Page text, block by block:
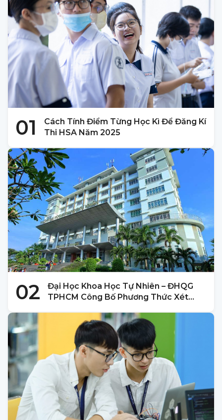
01
Cách Tính Điểm Từng Học Kì Để Đăng Kí
Thi HSA Năm 2025
02
Đại Học Khoa Học Tự Nhiên – ĐHQG
TPHCM Công Bố Phương Thức Xét